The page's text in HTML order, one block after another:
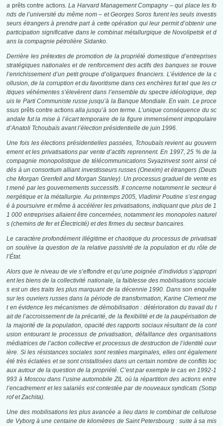
a prêts contre actions. La Harvard Management Compagny – qui place les fo
nds de l’université du même nom – et Georges Soros furent les seuls investis
seurs étrangers à prendre part à cette opération qui leur permit d’obtenir une
participation significative dans le combinat métallurgique de Novolipetsk et d
ans la compagnie pétrolière Sidanko.
Derrière les prétextes de promotion de la propriété domestique d’entreprises
stratégiques nationales et de renforcement des actifs des banques se trouve
l’enrichissement d’un petit groupe d’oligarques financiers. L’évidence de la c
ollusion, de la corruption et du favoritisme dans ces enchères fut tel que les cr
itiques véhémentes s’élevèrent dans l’ensemble du spectre idéologique, dep
uis le Parti Communiste russe jusqu’à la Banque Mondiale. En vain. Le proce
ssus prêts contre actionsalla jusqu’à son terme. L’unique conséquence du sc
andale fut la mise à l’écart temporaire de la figure immensément impopulaire
d’Anatoli Tchoubaïs avant l’élection présidentielle de juin 1996.
Une fois les élections présidentielles passées, Tchoubaïs revient au gouvern
ement et les privatisations par vente d’actifs reprennent. En 1997, 25 % de la
compagnie monopolistique de télécommunications Svyazinvest sont ainsi cé
dés à un consortium alliant investisseurs russes (Onexim) et étrangers (Deuts
che Morgan Grenfell and Morgan Stanley). Un processus graduel de vente es
t mené par les gouvernements successifs. Il concerne notamment le secteur é
nergétique et la métallurgie. Au printemps 2005, Vladimir Poutine s’est engag
é à poursuivre et même à accélérer les privatisations, indiquant que plus de 1
1 000 entreprises allaient être concernées, notamment les monopoles naturel
s (chemins de fer et Électricité) et des firmes du secteur bancaires.
Le caractère profondément illégitime et chaotique du processus de privatisati
on soulève la question de la relative passivité de la population et du rôle de
l’État.
Alors que le niveau de vie s’effondre et qu’une poignée d’individus s’appropri
ent les biens de la collectivité nationale, la faiblesse des mobilisations sociale
s est un des traits les plus marquant de la décennie 1990. Dans son enquête
sur les ouvriers russes dans la période de transformation, Karine Clement me
t en évidence les mécanismes de démobilisation : détérioration du travail du f
ait de l’accroissement de la précarité, de la flexibilité et de la paupérisation de
la majorité de la population, opacité des rapports sociaux résultant de la conf
usion entourant le processus de privatisation, défaillance des organisations
médiatrices de l’action collective et processus de destruction de l’identité ouvr
ière. Si les résistances sociales sont restées marginales, elles ont également
été très éclatées et se sont cristallisées dans un certain nombre de conflits loc
aux autour de la question de la propriété. C’est par exemple le cas en 1992-1
993 à Moscou dans l’usine automobile ZIL où la répartition des actions entre
l’encadrement et les salariés est contestée par de nouveaux syndicats (Sotsp
rof et Zachita).
Une des mobilisations les plus avancée a lieu dans le combinat de cellulose
de Vyborg à une centaine de kilomètres de Saint Petersbourg : suite à sa mis